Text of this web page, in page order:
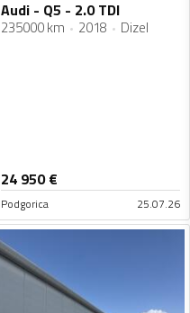
Audi - Q5 - 2.0 TDI
235000 km 2018 Dizel
24 950€
Podgorica 25.07.26